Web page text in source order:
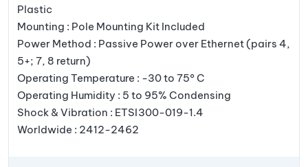
Plastic
Mounting : Pole Mounting Kit Included
Power Method : Passive Power over Ethernet (pairs 4,
5+; 7, 8 return)
Operating Temperature : -30 to 75° C
Operating Humidity : 5 to 95% Condensing
Shock & Vibration : ETSI300-019-1.4
Worldwide : 2412-2462